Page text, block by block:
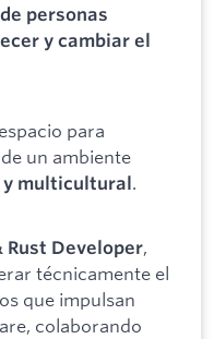
personas
y cambiar el
para
un ambiente
y multicultural.
Rust Developer,
técnicamente el
que impulsan
colaborando